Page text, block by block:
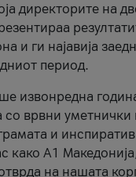
директорите на
и ги најавија
период.
извонредна
со врвни уметнички
и
како A1
на нашата